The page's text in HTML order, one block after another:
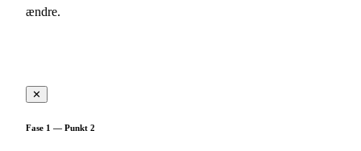
ændre.
✕
Fase 1 — Punkt 2